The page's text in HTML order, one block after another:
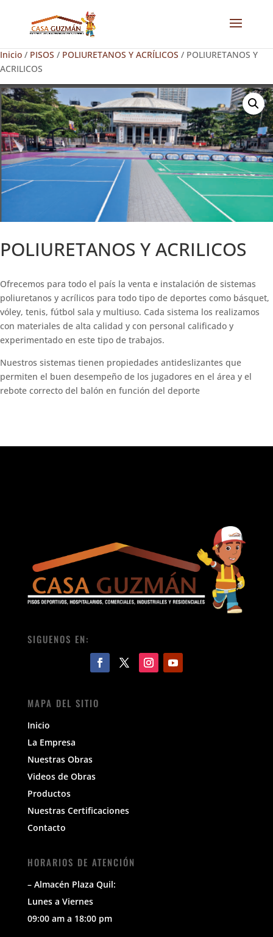
Inicio / PISOS / POLIURETANOS Y ACRÍLICOS / POLIURETANOS Y
ACRILICOS
POLIURETANOS Y ACRILICOS
Ofrecemos para todo el país la venta e instalación de sistemas
poliuretanos y acrílicos para todo tipo de deportes como básquet,
vóley, tenis, fútbol sala y multiuso. Cada sistema los realizamos
con materiales de alta calidad y con personal calificado y
experimentado en este tipo de trabajos.
Nuestros sistemas tienen propiedades antideslizantes que
permiten el buen desempeño de los jugadores en el área y el
rebote correcto del balón en función del deporte
SIGUENOS EN:
MAPA DEL SITIO
Inicio
La Empresa
Nuestras Obras
Videos de Obras
Productos
Nuestras Certificaciones
Contacto
HORARIOS DE ATENCIÓN
– Almacén Plaza Quil:
Lunes a Viernes
09:00 am a 18:00 pm